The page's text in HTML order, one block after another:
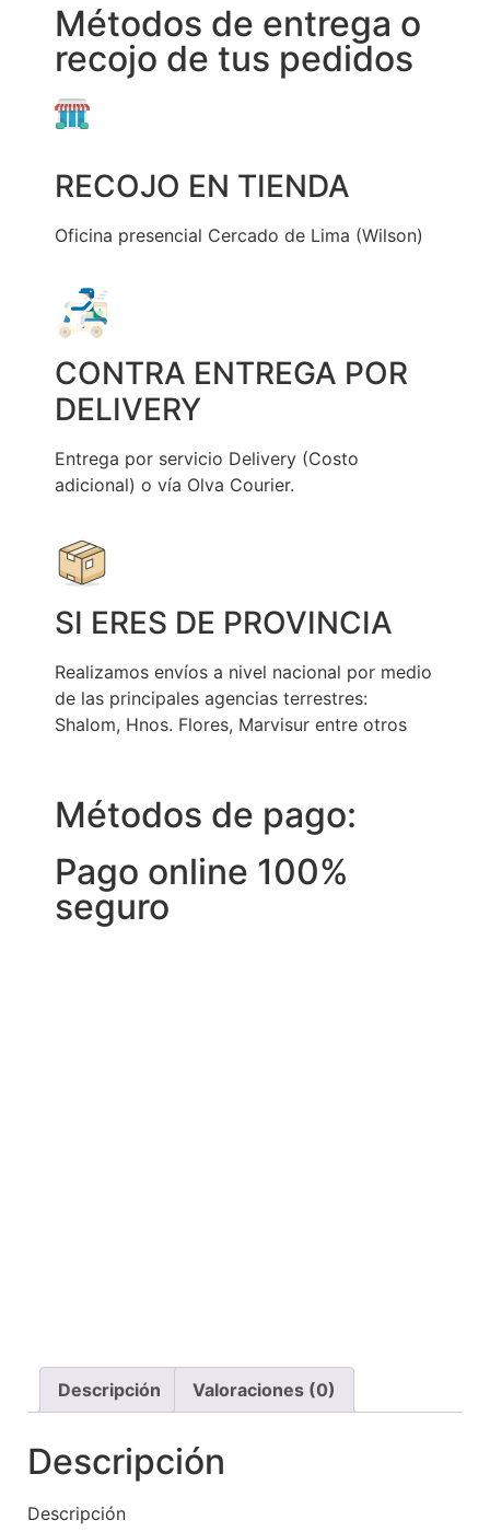
Métodos de entrega o
recojo de tus pedidos
RECOJO EN TIENDA
Oficina presencial Cercado de Lima (Wilson)
CONTRA ENTREGA POR
DELIVERY
Entrega por servicio Delivery (Costo
adicional) o vía Olva Courier.
SI ERES DE PROVINCIA
Realizamos envíos a nivel nacional por medio
de las principales agencias terrestres:
Shalom, Hnos. Flores, Marvisur entre otros
Métodos de pago:
Pago online 100%
seguro
Descripción Valoraciones (0)
Descripción
Descripción